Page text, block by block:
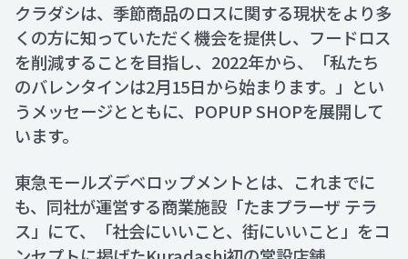
クラダシは、季節商品のロスに関する現状をより多
くの方に知っていただく機会を提供し、フードロス
を削減することを目指し、2022年から、「私たち
のバレンタインは2月15日から始まります。」とい
うメッセージとともに、POPUP SHOPを展開して
います。
東急モールズデベロップメントとは、これまでに
も、同社が運営する商業施設「たまプラーザ テラ
ス」にて、「社会にいいこと、街にいいこと」をコ